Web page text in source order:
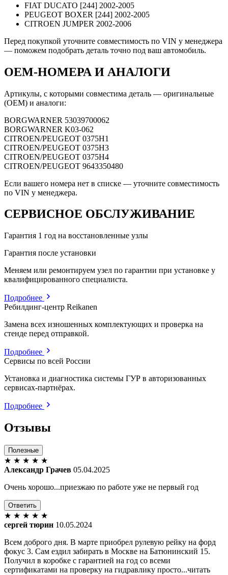
FIAT DUCATO [244] 2002-2005
PEUGEOT BOXER [244] 2002-2005
CITROEN JUMPER 2002-2006
Перед покупкой уточните совместимость по VIN у менеджера
— поможем подобрать деталь точно под ваш автомобиль.
OEM-НОМЕРА И АНАЛОГИ
Артикулы, с которыми совместима деталь — оригинальные
(OEM) и аналоги:
BORGWARNER 53039700062
BORGWARNER K03-062
CITROEN/PEUGEOT 0375H1
CITROEN/PEUGEOT 0375H3
CITROEN/PEUGEOT 0375H4
CITROEN/PEUGEOT 9643350480
Если вашего номера нет в списке — уточните совместимость
по VIN у менеджера.
СЕРВИСНОЕ ОБСЛУЖИВАНИЕ
Гарантия 1 год на восстановленные узлы
Гарантия после установки
Меняем или ремонтируем узел по гарантии при установке у
квалифицированного специалиста.
Подробнее
Ребилдинг-центр Reikanen
Замена всех изношенных комплектующих и проверка на
стенде перед отправкой.
Подробнее
Сервисы по всей России
Установка и диагностика системы ГУР в авторизованных
сервисах-партнёрах.
Подробнее
Отзывы
Полезные
★ ★ ★ ★ ★
Александр Грачев 05.04.2025
Очень хорошо...приезжаю по работе уже не первый год
Ответить
★ ★ ★ ★ ★
сергей тюрин 10.05.2024
Всем доброго дня. В марте приобрел рулевую рейку на форд
фокус 3. Сам ездил забирать в Москве на Батюнинский 15.
Получил в коробке с гарантией на год со всеми
сертификатами на проверку на гидравлику просто...читать